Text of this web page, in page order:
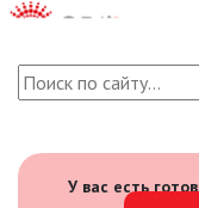
У вас есть